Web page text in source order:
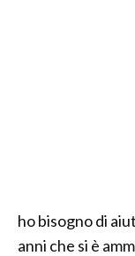
ho bisogno di
anni che si è